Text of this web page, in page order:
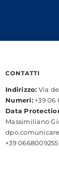
CONTATTI
Indirizzo: Via
Numeri:+39 06
Data
Massimiliano
+39 0668009255